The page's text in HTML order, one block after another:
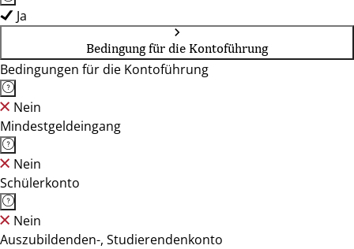
Ja
Bedingung für die Kontoführung
Bedingungen für die Kontoführung
Nein
Mindestgeldeingang
Nein
Schülerkonto
Nein
Auszubildenden-, Studierendenkonto